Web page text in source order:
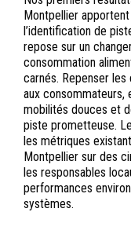
Montpellier
l’identification de
repose sur un
consommation
carnés. Repenser
aux consommateurs,
mobilités douces et
piste prometteuse.
les métriques
Montpellier sur des
les responsables
performances
systèmes.